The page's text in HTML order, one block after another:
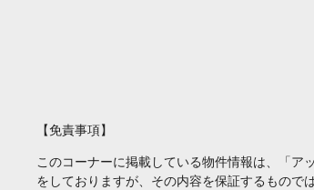
【免責事項】
このコーナーに掲載している物件情報は、「ア
をしておりますが、その内容を保証するもので